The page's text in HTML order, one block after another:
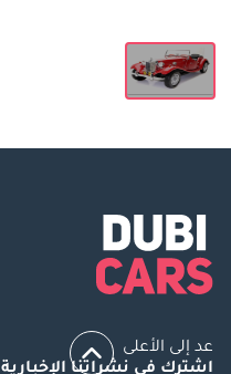
عد إلى الأعلى
اشترك في نشراتنا الإخبارية